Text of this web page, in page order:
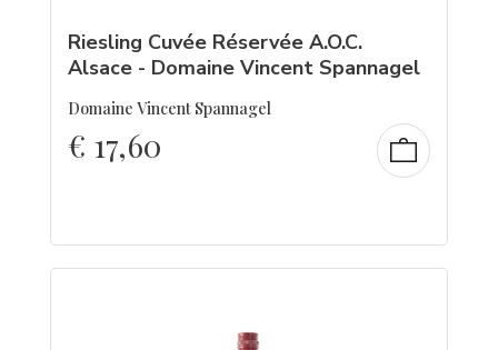
Riesling Cuvée Réservée A.O.C.
Alsace - Domaine Vincent Spannagel
Domaine Vincent Spannagel
€ 17,60